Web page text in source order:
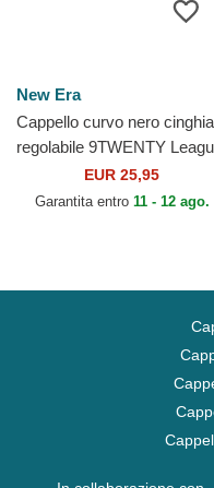
New Era
Cappello curvo nero cinghia
regolabile 9TWENTY
Essential dei Los Angeles
Dodgers MLB di...
EUR 25,95
Garantita entro 11 - 12 ago.